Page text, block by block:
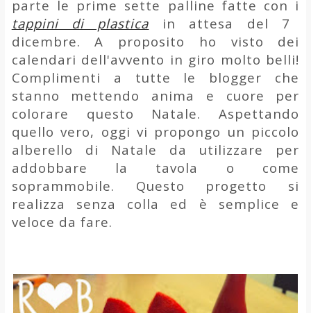
parte le prime sette palline fatte con i
tappini di plastica in attesa del 7
dicembre. A proposito ho visto dei
calendari dell'avvento in giro molto belli!
Complimenti a tutte le blogger che
stanno mettendo anima e cuore per
colorare questo Natale. Aspettando
quello vero, oggi vi propongo un piccolo
alberello di Natale da utilizzare per
addobbare la tavola o come
soprammobile. Questo progetto si
realizza senza colla ed è semplice e
veloce da fare.